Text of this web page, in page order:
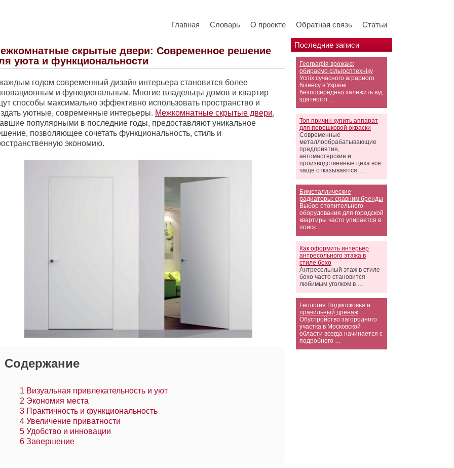
Главная Словарь О проекте Обратная связь Статьи
Последние записи
Географія врожаю:
обираємо сільгосптехніку
Успіх сучасного аграрного
бізнесу в Україні
безпосередньо залежить від
здатності …
Топ причин купить аппарат
для порошковой окраски
Современные
металлообрабатывающие
предприятия,
автомастерские и
производственные цеха все
чаще отказываются …
Биметаллические
радиаторы: сравним бренды
Выбор отопительного
оборудования для городской
квартиры часто упирается в
поиск …
Как оформить интерьер
антресольного этажа в
стиле бохо
Антресольный этаж в стиле
бохо часто становится
любимым уголком в …
Геология Подмосковья и
правильный дренаж
Обустройство загородного
участка в Московской
области всегда начинается с
подробного …
скрытые двери: Современное решение
уюта и функциональности
годом современный дизайн интерьера становится более
и функциональным. Многие владельцы домов и квартир
способы максимально эффективно использовать пространство и
уютные, современные интерьеры. Межкомнатные скрытые двери,
популярными в последние годы, предоставляют уникальное
позволяющее сочетать функциональность, стиль и
экономию.
Содержание
1 Визуальная привлекательность и уют
2 Экономия места
3 Практичность и функциональность
4 Увеличение приватности
5 Удобство и инновации
6 Завершение